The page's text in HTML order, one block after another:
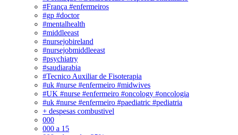
#França #enfermeiros
#gp #doctor
#mentalhealth
#middleeast
#nursejobireland
#nursejobmiddleeast
#psychiatry
#saudiarabia
#Tecnico Auxiliar de Fisoterapia
#uk #nurse #enfermeiro #midwives
#UK #nurse #enfermeiro #oncology #oncologia
#uk #nurse #enfermeiro #paediatric #pediatria
+ despesas combustivel
000
000 a 15